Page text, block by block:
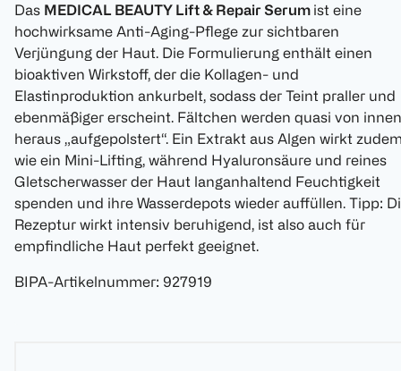
Das MEDICAL BEAUTY Lift & Repair Serum ist eine
hochwirksame Anti-Aging-Pflege zur sichtbaren
Verjüngung der Haut. Die Formulierung enthält einen
bioaktiven Wirkstoff, der die Kollagen- und
Elastinproduktion ankurbelt, sodass der Teint praller und
ebenmäßiger erscheint. Fältchen werden quasi von innen
heraus „aufgepolstert“. Ein Extrakt aus Algen wirkt
wie ein Mini-Lifting, während Hyaluronsäure und reines
Gletscherwasser der Haut langanhaltend Feuchtigkeit
spenden und ihre Wasserdepots wieder auffüllen. Tipp:
Rezeptur wirkt intensiv beruhigend, ist also auch für
empfindliche Haut perfekt geeignet.
BIPA-Artikelnummer: 927919